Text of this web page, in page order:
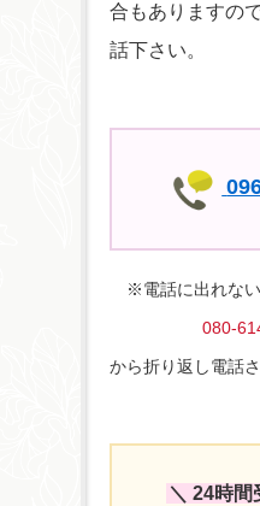
合もありますの
話下さい。
※電話に出れな
080-
から折り返し電話
＼ 24時間